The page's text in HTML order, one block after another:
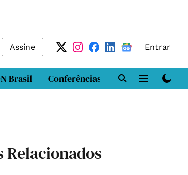
Assine Entrar
Brasil Conferências DN LAB